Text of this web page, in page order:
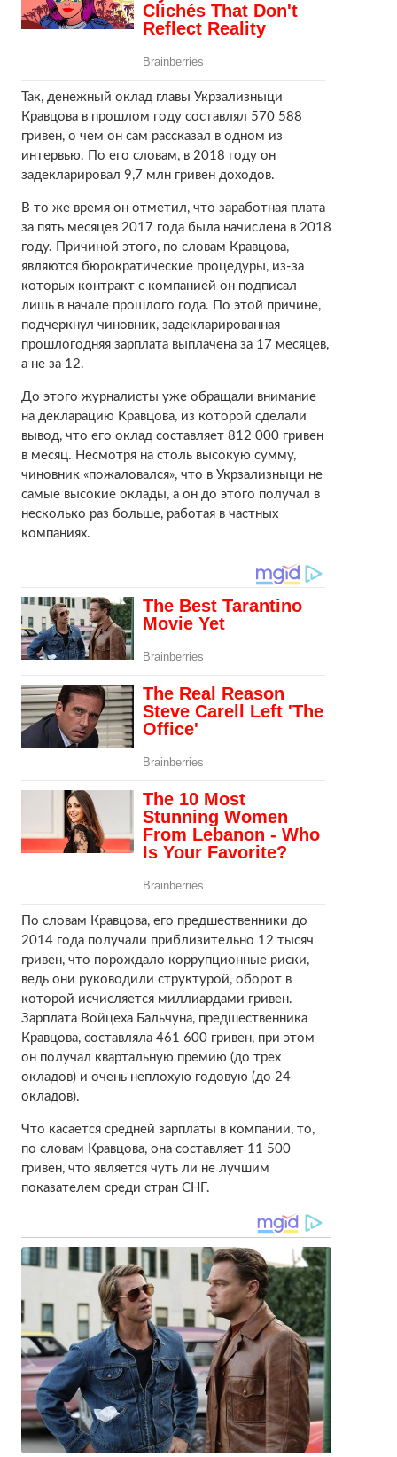
Так, денежный оклад главы Укрзализныци
Кравцова в прошлом году составлял 570 588
гривен, о чем он сам рассказал в одном из
интервью. По его словам, в 2018 году он
задекларировал 9,7 млн гривен доходов.
В то же время он отметил, что заработная плата
за пять месяцев 2017 года была начислена в 2018
году. Причиной этого, по словам Кравцова,
являются бюрократические процедуры, из-за
которых контракт с компанией он подписал
лишь в начале прошлого года. По этой причине,
подчеркнул чиновник, задекларированная
прошлогодняя зарплата выплачена за 17 месяцев,
а не за 12.
До этого журналисты уже обращали внимание
на декларацию Кравцова, из которой сделали
вывод, что его оклад составляет 812 000 гривен
в месяц. Несмотря на столь высокую сумму,
чиновник «пожаловался», что в Укрзализныци не
самые высокие оклады, а он до этого получал в
несколько раз больше, работая в частных
компаниях.
По словам Кравцова, его предшественники до
2014 года получали приблизительно 12 тысяч
гривен, что порождало коррупционные риски,
ведь они руководили структурой, оборот в
которой исчисляется миллиардами гривен.
Зарплата Войцеха Бальчуна, предшественника
Кравцова, составляла 461 600 гривен, при этом
он получал квартальную премию (до трех
окладов) и очень неплохую годовую (до 24
окладов).
Что касается средней зарплаты в компании, то,
по словам Кравцова, она составляет 11 500
гривен, что является чуть ли не лучшим
показателем среди стран СНГ.